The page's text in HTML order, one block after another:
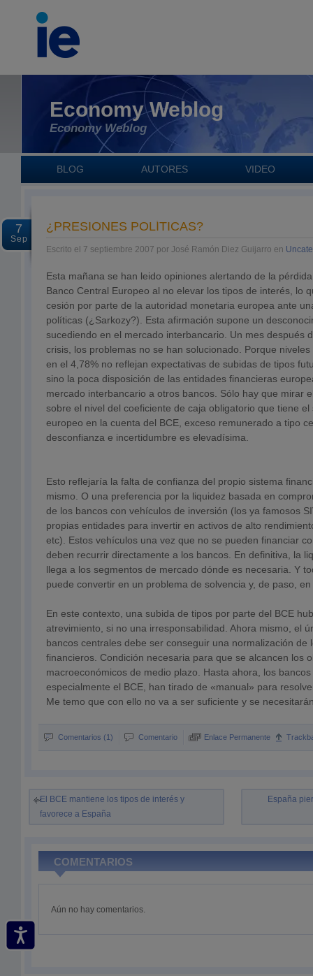
Economy Weblog
Economy Weblog
BLOG AUTORES VIDEO
7
Sep
¿PRESIONES POLÍTICAS?
Escrito el 7 septiembre 2007 por José Ramón Diez Guijarro en
Esta mañana se han leido opiniones alertando de la
Banco Central Europeo al no elevar los tipos de interés, lo
cesión por parte de la autoridad monetaria europea ante
políticas (¿Sarkozy?). Esta afirmación supone un
sucediendo en el mercado interbancario. Un mes después
crisis, los problemas no se han solucionado. Porque
en el 4,78% no reflejan expectativas de subidas de tipos
sino la poca disposición de las entidades financieras
mercado interbancario a otros bancos. Sólo hay que mirar
sobre el nivel del coeficiente de caja obligatorio que tiene
europeo en la cuenta del BCE, exceso remunerado a tipo
desconfianza e incertidumbre es elevadísima.
Esto reflejaría la falta de confianza del propio sistema
mismo. O una preferencia por la liquidez basada en
de los bancos con vehículos de inversión (los ya famosos
propias entidades para invertir en activos de alto
etc). Estos vehículos una vez que no se pueden financiar
deben recurrir directamente a los bancos. En definitiva, la
llega a los segmentos de mercado dónde es necesaria. Y
puede convertir en un problema de solvencia y, de paso,
En este contexto, una subida de tipos por parte del BCE
atrevimiento, si no una irresponsabilidad. Ahora mismo, el
bancos centrales debe ser conseguir una normalización de
financieros. Condición necesaria para que se alcancen los
macroeconómicos de medio plazo. Hasta ahora, los
especialmente el BCE, han tirado de «manual» para
Me temo que con ello no va a ser suficiente y se
Comentarios (1) Comentario Enlace Permanente
El BCE mantiene los tipos de interés y
favorece a España
España
COMENTARIOS
Aún no hay comentarios.